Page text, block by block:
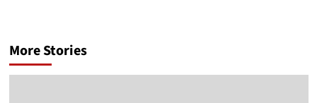
More Stories